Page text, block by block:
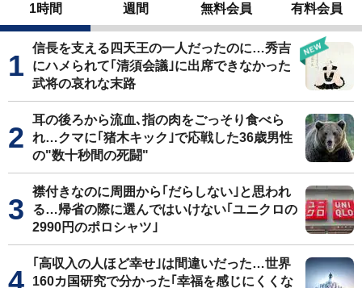
1時間 週間 無料会員 有料会員
信長を支える四天王の一人だったのに…秀吉
にハメられて｢清須会議｣に出席できなかった
武将の哀れな末路
耳の後ろから流血､指の肉をごっそり食べら
れ…クマに｢猪木キック｣で応戦した36歳男性
の"数十秒間の死闘"
襟付きなのに周囲から｢だらしない｣と思われ
る…帰省の際に選んではいけない｢ユニクロの
2990円のポロシャツ｣
｢高収入の人ほど幸せ｣は間違いだった…世界
160カ国研究で分かった｢幸福を感じにくくな